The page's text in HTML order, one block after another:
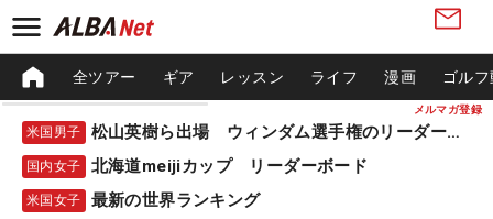
メルマガ登録
全ツアー ギア レッスン ライフ 漫画 ゴル
米国男子 松山英樹ら出場 ウィンダム選手権のリーダーボード
国内女子 北海道meijiカップ リーダーボード
米国女子 最新の世界ランキング